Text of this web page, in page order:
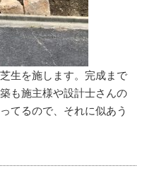
生を施します。完成まで
も施主様や設計士さんの
てるので、それに似あう